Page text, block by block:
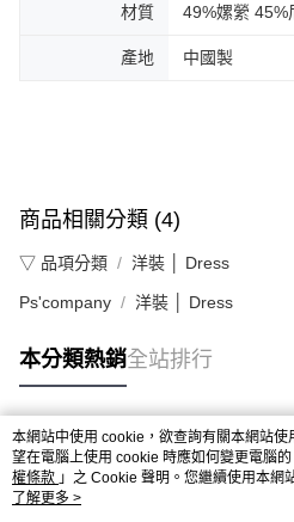
材質 49%嫘縈 45%
產地 中國製
商品相關分類 (4)
▽ 品項分類 洋裝 │ Dress
Ps'company 洋裝 │ Dress
本分類熱銷全站排行
熱門標籤
本網站中使用 cookie，欲查詢有關本網站
望在電腦上使用 cookie 時應如何變更電腦
權條款 」之 Cookie 聲明。您繼續使用本網
用條款之 Cookie 聲明使用 cookie。
了解更多 >